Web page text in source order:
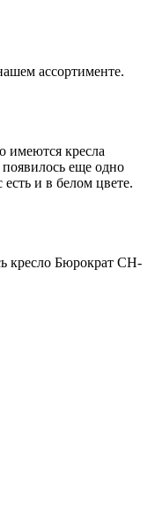
ассортименте.
имеются кресла
еще одно
и в белом цвете.
кресло Бюрократ CH-